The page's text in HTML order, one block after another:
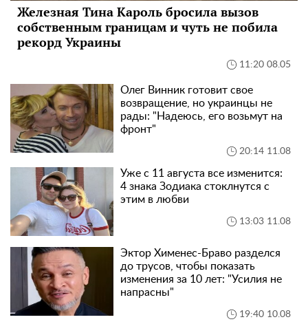
Железная Тина Кароль бросила вызов
собственным границам и чуть не побила
рекорд Украины
11:20 08.05
Олег Винник готовит свое
возвращение, но украинцы не
рады: "Надеюсь, его возьмут на
фронт"
20:14 11.08
Уже с 11 августа все изменится:
4 знака Зодиака стоклнутся с
этим в любви
13:03 11.08
Эктор Хименес-Браво разделся
до трусов, чтобы показать
изменения за 10 лет: "Усилия не
напрасны"
19:40 10.08